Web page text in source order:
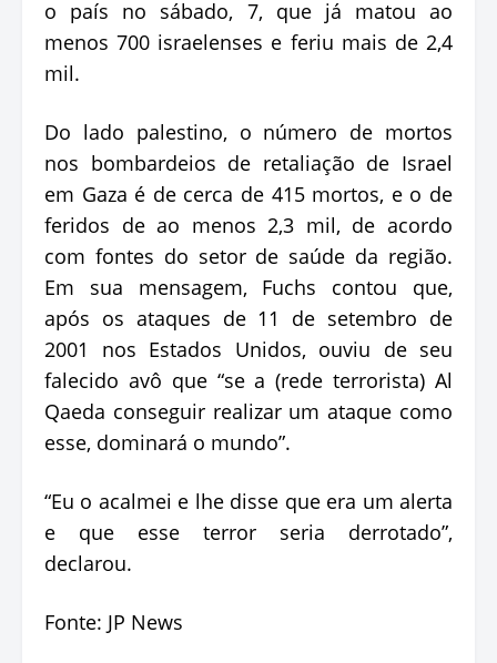
o país no sábado, 7, que já matou ao
menos 700 israelenses e feriu mais de 2,4
mil.
Do lado palestino, o número de mortos
nos bombardeios de retaliação de Israel
em Gaza é de cerca de 415 mortos, e o de
feridos de ao menos 2,3 mil, de acordo
com fontes do setor de saúde da região.
Em sua mensagem, Fuchs contou que,
após os ataques de 11 de setembro de
2001 nos Estados Unidos, ouviu de seu
falecido avô que “se a (rede terrorista) Al
Qaeda conseguir realizar um ataque como
esse, dominará o mundo”.
“Eu o acalmei e lhe disse que era um alerta
e que esse terror seria derrotado”,
declarou.
Fonte: JP News